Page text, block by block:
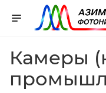
Камеры